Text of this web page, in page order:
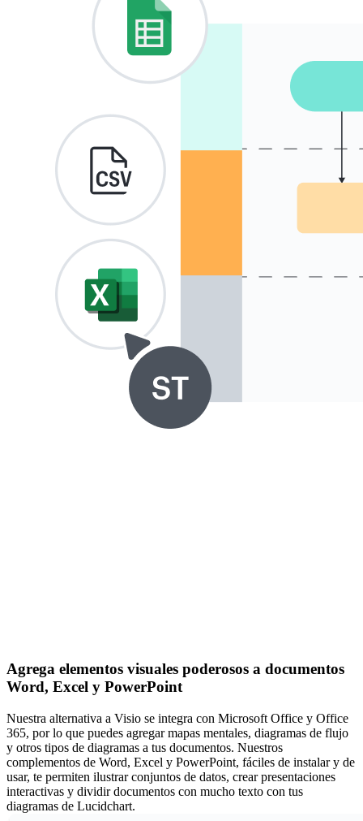
Agrega elementos visuales poderosos a documentos
Word, Excel y PowerPoint
Nuestra alternativa a Visio se integra con Microsoft Office y Office
365, por lo que puedes agregar mapas mentales, diagramas de flujo
y otros tipos de diagramas a tus documentos. Nuestros
complementos de Word, Excel y PowerPoint, fáciles de instalar y de
usar, te permiten ilustrar conjuntos de datos, crear presentaciones
interactivas y dividir documentos con mucho texto con tus
diagramas de Lucidchart.